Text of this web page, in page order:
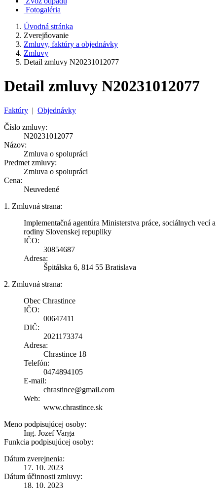
Fotogaléria
Úvodná stránka
Zverejňovanie
Zmluvy, faktúry a objednávky
Zmluvy
Detail zmluvy N20231012077
Detail zmluvy N20231012077
Faktúry | Objednávky
Číslo zmluvy:
N20231012077
Názov:
Zmluva o spolupráci
Predmet zmluvy:
Zmluva o spolupráci
Cena:
Neuvedené
1. Zmluvná strana:
Implementačná agentúra Ministerstva práce, sociálnych vecí a
rodiny Slovenskej repupliky
IČO:
30854687
Adresa:
Špitálska 6, 814 55 Bratislava
2. Zmluvná strana:
Obec Chrastince
IČO:
00647411
DIČ:
2021173374
Adresa:
Chrastince 18
Telefón:
0474894105
E-mail:
chrastince@gmail.com
Web:
www.chrastince.sk
Meno podpisujúcej osoby:
Ing. Jozef Varga
Funkcia podpisujúcej osoby:
Dátum zverejnenia:
17. 10. 2023
Dátum účinnosti zmluvy:
18. 10. 2023